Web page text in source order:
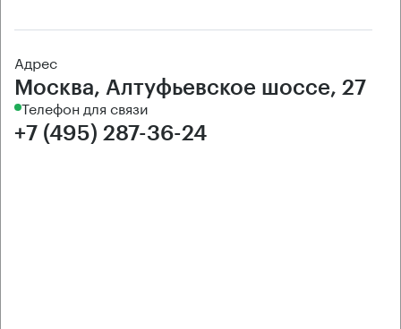
Адрес
Москва, Алтуфьевское шоссе, 27
Телефон для связи
+7 (495) 287-36-24